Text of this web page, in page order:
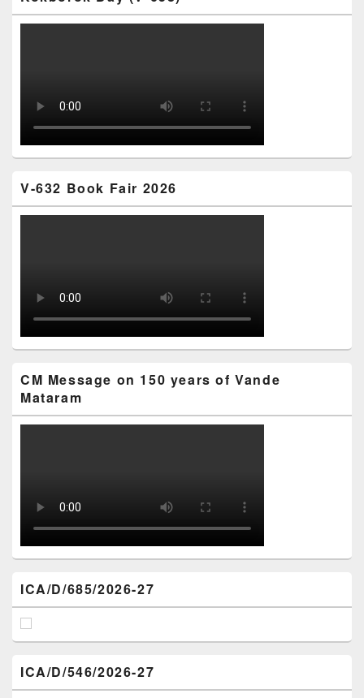
V-632 Book Fair 2026
CM Message on 150 years of Vande
Mataram
ICA/D/685/2026-27
ICA/D/546/2026-27